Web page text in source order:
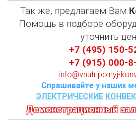
Так же, предлагаем Вам
Помощь в подборе
уточнить
+7 (495) 150-
+7 (915) 000-
info@vnutripolnyj-
Спрашивайте у наших
ЭЛЕКТРИЧЕСКИЕ
Демонстрационный